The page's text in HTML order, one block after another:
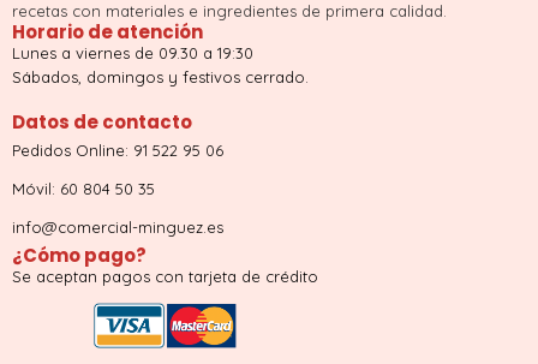
recetas con materiales e ingredientes de primera calidad.
Horario de atención
Lunes a viernes de 09.30 a 19:30
Sábados, domingos y festivos cerrado.
Datos de contacto
Pedidos Online: 91 522 95 06
Móvil: 60 804 50 35
info@comercial-minguez.es
¿Cómo pago?
Se aceptan pagos con tarjeta de crédito